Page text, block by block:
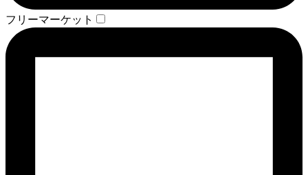
フリーマーケット